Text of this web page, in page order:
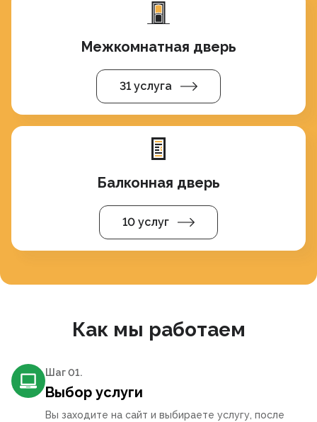
Межкомнатная дверь
31 услуга
Балконная дверь
10 услуг
Как мы работаем
Шаг 01.
Выбор услуги
Вы заходите на сайт и выбираете услугу, после